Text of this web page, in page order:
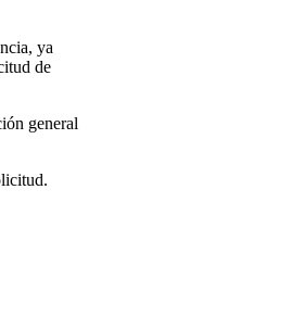
ya
de
general